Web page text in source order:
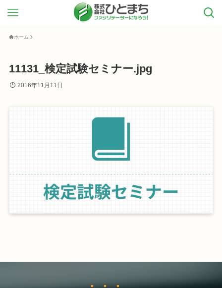
ホーム
11131_検定試験セミナー.jpg
2016年11月11日